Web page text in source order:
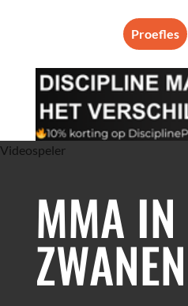
Proefles
Videospeler
MMA IN